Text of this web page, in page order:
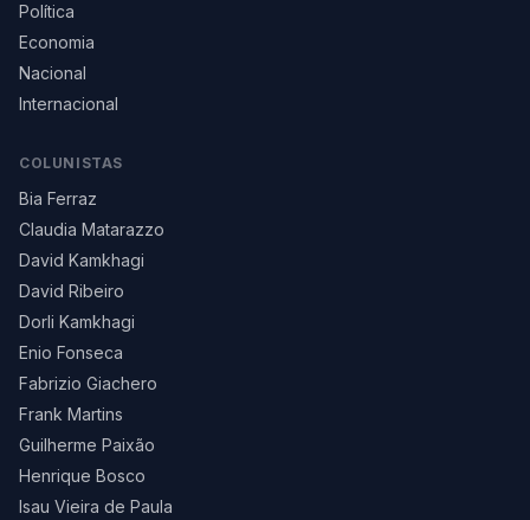
Política
Economia
Nacional
Internacional
COLUNISTAS
Bia Ferraz
Claudia Matarazzo
David Kamkhagi
David Ribeiro
Dorli Kamkhagi
Enio Fonseca
Fabrizio Giachero
Frank Martins
Guilherme Paixão
Henrique Bosco
Isau Vieira de Paula